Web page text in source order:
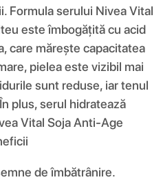
Formula serului Nivea Vital
este îmbogățită cu acid
care mărește capacitatea
pielea este vizibil mai
sunt reduse, iar tenul
plus, serul hidratează
Vital Soja Anti-Age
de îmbătrânire.